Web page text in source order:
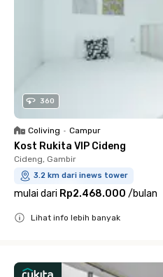
360
Coliving • Campur
Kost Rukita VIP Cideng
Cideng, Gambir
3.2 km dari inews tower
mulai dari Rp2.468.000 /bulan
Lihat info lebih banyak